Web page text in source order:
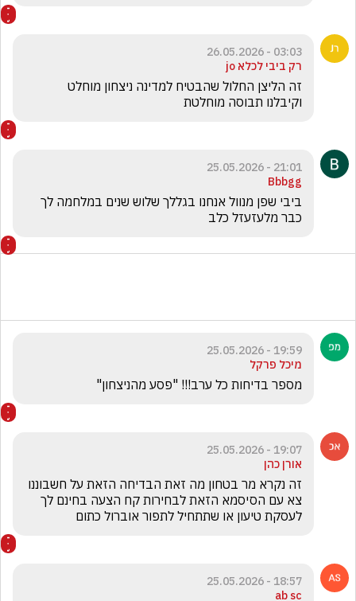
03:03 - 26.05.2026
רק ביבי לכלא jo
וקיבלנו תבוסה מוחלטת
21:01 - 25.05.2026
Bbbgg
כבר מלעזעזל כלב
19:59 - 25.05.2026
מיכל פרקל
מספר בדיחות כל ערב!!! "פסע מהניצחון"
19:07 - 25.05.2026
אורן כהן
לעסקת טיעון או שתתחיל לתפור אוברול כתום
18:57 - 25.05.2026
ab sc